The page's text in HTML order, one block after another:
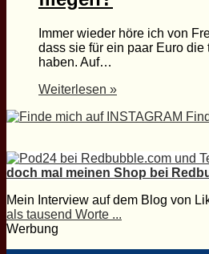
Immer wieder höre ich von
dass sie für ein paar Euro die
haben. Auf…
Weiterlesen »
doch mal meinen Shop bei
Mein Interview auf dem Blog von
als tausend Worte ...
Werbung